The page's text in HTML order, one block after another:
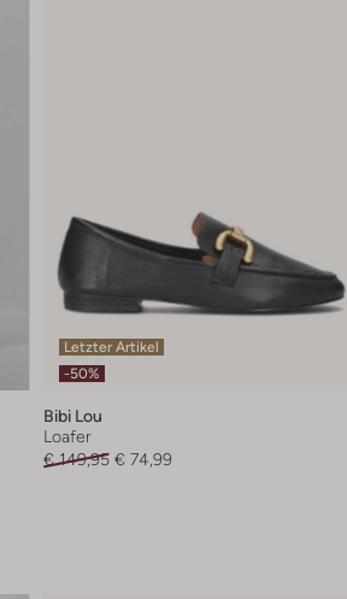
Letzter Artikel
-50%
Bibi Lou
Loafer
€ 149,95 € 74,99